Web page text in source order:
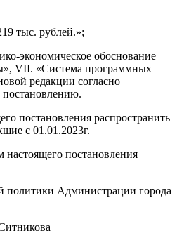
тыс. рублей.»;
экономическое обоснование
VII. «Система программных
редакции согласно
постановления распространить
с 01.01.2023г.
настоящего постановления
политики Администрации города